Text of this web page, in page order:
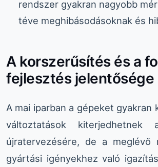
rendszer gyakran nagyobb
téve meghibásodásoknak és
A korszerűsítés és a
fejlesztés jelentősége
A mai iparban a gépeket gyakran
változtatások
újratervezésére, de a meglévő
gyártási igényekhez való